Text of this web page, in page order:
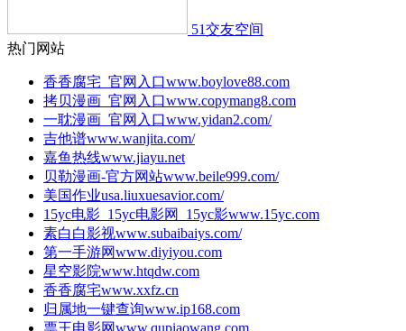
51交友空间
热门网站
香香腐宅_官网入口www.boylove88.com
拷贝漫画_官网入口www.copymang8.com
一耽漫画_官网入口www.yidan2.com/
吉他谱www.wanjita.com/
嘉鱼热线www.jiayu.net
贝勒漫画-官方网站www.beile999.com/
美国作业usa.liuxuesavior.com/
15yc电影_15yc电影网_15yc影www.15yc.com
素白白影视www.subaibaiys.com/
第一手游网www.diyiyou.com
星空影院www.htqdw.com
香香腐宅www.xxfz.cn
归属地一键查询www.ip168.com
票王电影网www.qupiaowang.com